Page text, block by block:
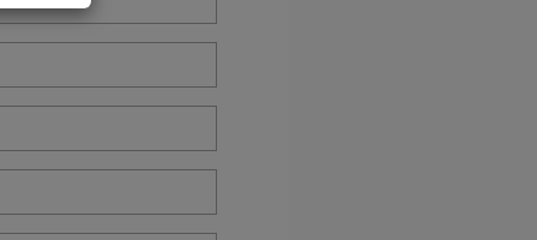
się
się